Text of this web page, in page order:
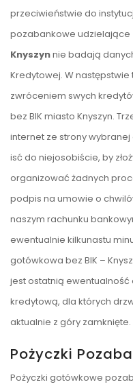
przeciwieństwie do
pozabankowe udzielające
Knyszynnie badają
Kredytowej. W następstwie
zwróceniem swych
bez BIK miasto Knyszyn.
internet ze strony
isć do niejosobiście, by
organizować żadnych
podpis na umowie o
naszym rachunku
ewentualnie kilkunastu
gotówkowa bez BIK –
jest ostatnią
kredytową, dla których
aktualnie z góry zamknięte.
Pożyczki
Pożyczki gotówkowe